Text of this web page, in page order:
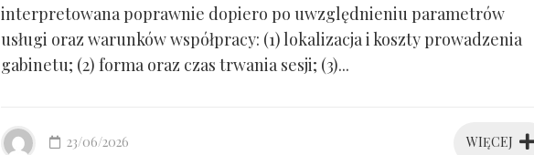
interpretowana poprawnie dopiero po uwzględnieniu parametrów
usługi oraz warunków współpracy: (1) lokalizacja i koszty prowadzenia
gabinetu; (2) forma oraz czas trwania sesji; (3)...
WIĘCEJ
23/06/2026